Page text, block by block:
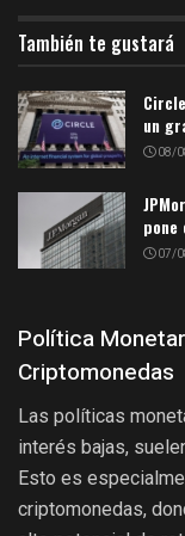
También te gustará
un
08/
07/
Política
Criptomonedas
Las políticas
interés bajas,
Esto es
criptomonedas,